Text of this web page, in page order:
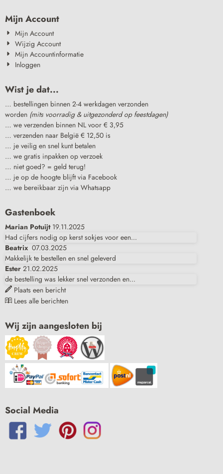
Mijn Account
Mijn Account
Wijzig Account
Mijn Accountinformatie
Inloggen
Wist je dat...
… bestellingen binnen 2-4 werkdagen verzonden
worden (mits voorradig & uitgezonderd op feestdagen)
… we verzenden binnen NL voor € 3,95
… verzenden naar België € 12,50 is
… je veilig en snel kunt betalen
… we gratis inpakken op verzoek
… niet goed? = geld terug!
… je op de hoogte blijft via Facebook
… we bereikbaar zijn via Whatsapp
Gastenboek
Marian Potuijt 19.11.2025
Had cijfers nodig op kerst sokjes voor een...
Beatrix 07.03.2025
Makkelijk te bestellen en snel geleverd
Ester 21.02.2025
de bestelling was lekker snel verzonden en...
Plaats een bericht
Lees alle berichten
Wij zijn aangesloten bij
Social Media